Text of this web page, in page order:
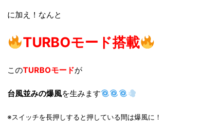
に加え！なんと
TURBOモード搭載
このTURBOモードが
台風並みの爆風を生みます
※スイッチを長押しすると押している間は爆風に！